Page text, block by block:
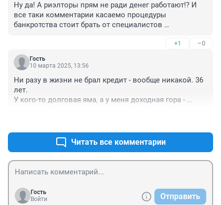
Ну да! А риэлторы прям не ради денег работают!? И
все таки комментарии касаемо процедуры
банкротства стоит брать от специалистов
+1 –0
Гость
10 марта 2025, 13:56
Ни разу в жизни не брал кредит - вообще никакой. 36
лет.
У кого-то долговая яма, а у меня доходная гора -
Читать все комментарии
Гость
Войти
Отправить